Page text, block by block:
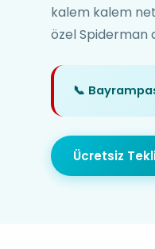
kalem kalem
özel Spiderman
📞
Ücretsiz